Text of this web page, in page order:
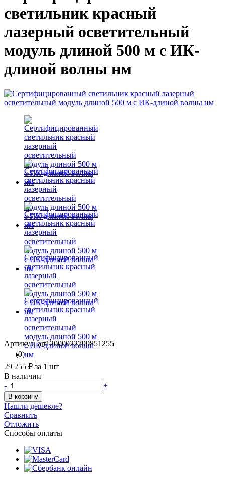
светильник красный
лазерный осветительный
модуль длиной 500 м с ИК-
длиной волны нм
Артикул: art12000022799851255
(0)
29 255 ₽ за 1 шт
В наличии
-
+
В корзину
Нашли дешевле?
Сравнить
Отложить
Способы оплаты